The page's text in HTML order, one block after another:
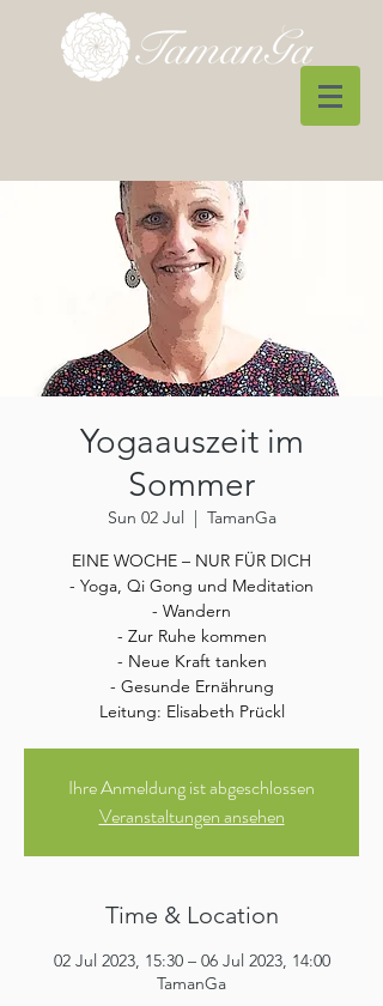
Yogaauszeit im
Sommer
Sun 02 Jul
  |
TamanGa
EINE WOCHE – NUR FÜR DICH
- Yoga, Qi Gong und Meditation
- Wandern
- Zur Ruhe kommen
- Neue Kraft tanken
- Gesunde Ernährung
Leitung: Elisabeth Prückl
Ihre Anmeldung ist abgeschlossen
Veranstaltungen ansehen
Time & Location
02 Jul 2023, 15:30 – 06 Jul 2023, 14:00
TamanGa